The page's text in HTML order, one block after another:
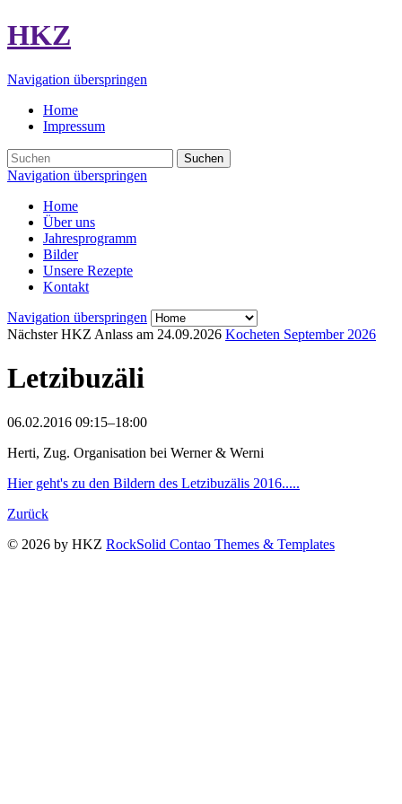
HKZ
Navigation überspringen
Home
Impressum
Suchen
Navigation überspringen
Home
Über uns
Jahresprogramm
Bilder
Unsere Rezepte
Kontakt
Navigation überspringen
Nächster HKZ Anlass am 24.09.2026 Kocheten September 2026
Letzibuzäli
06.02.2016 09:15–18:00
Herti, Zug. Organisation bei Werner & Werni
Hier geht's zu den Bildern des Letzibuzälis 2016.....
Zurück
© 2026 by HKZ RockSolid Contao Themes & Templates